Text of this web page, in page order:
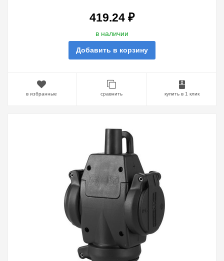
419.24 ₽
в наличии
Добавить в корзину
в избранные сравнить купить в 1 клик